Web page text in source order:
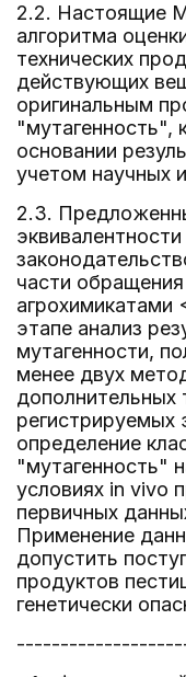
2.2. Настоящие
алгоритма
технических
действующих
оригинальным
"мутагенность",
основании
учетом научных
2.3.
части
агрохимикатами
этапе анализ
мутагенности,
менее двух
дополнительных
регистрируемых
определение
"мутагенность"
условиях in vivo
первичных
Применение
допустить
продуктов
генетически